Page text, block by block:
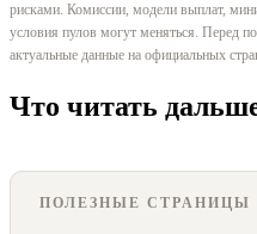
рисками. Комиссии, модели выплат,
условия пулов могут меняться. Перед
актуальные данные на официальных
Что читать
ПОЛЕЗНЫЕ СТРАНИЦЫ